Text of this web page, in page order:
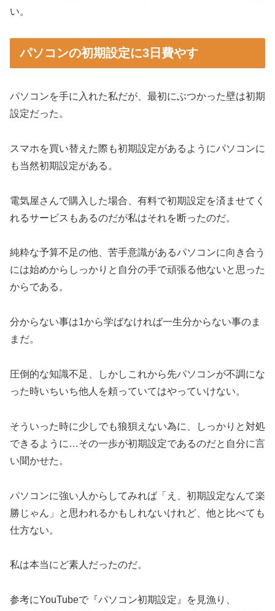
い。
パソコンの初期設定に3日費やす
パソコンを手に入れた私だが、最初にぶつかった壁は初期
設定だった。
スマホを買い替えた際も初期設定があるようにパソコンに
も当然初期設定がある。
電気屋さんで購入した場合、有料で初期設定を済ませてく
れるサービスもあるのだが私はそれを断ったのだ。
純粋な予算不足の他、苦手意識があるパソコンに向き合う
には始めからしっかりと自分の手で頑張る他ないと思った
からである。
分からない事は1から学ばなければ一生分からない事のま
まだ。
圧倒的な知識不足、しかしこれから先パソコンが不調にな
った時いちいち他人を頼っていてはやっていけない。
そういった時に少しでも狼狽えない為に、しっかりと対処
できるように…その一歩が初期設定であるのだと自分に言
い聞かせた。
パソコンに強い人からしてみれば「え、初期設定なんて楽
勝じゃん」と思われるかもしれないけれど、他と比べても
仕方ない。
私は本当にど素人だったのだ。
参考にYouTubeで『パソコン初期設定』を見漁り、